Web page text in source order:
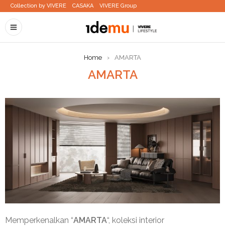
Collection by VIVERE CASAKA VIVERE Group
Home › AMARTA
AMARTA
Memperkenalkan “AMARTA“, koleksi interior